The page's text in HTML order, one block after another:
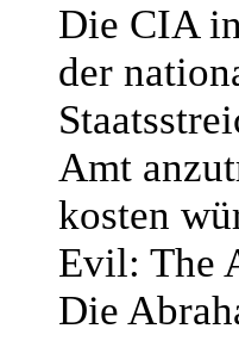
Die CIA
der
Amt
kosten
Evil: The
Die